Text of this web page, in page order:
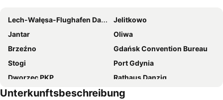
Lech-Wałęsa-Flughafen Danzig
Jelitkowo
Jantar
Oliwa
Brzeźno
Gdańsk Convention Bureau
Stogi
Port Gdynia
Dworzec PKP
Rathaus Danzig
Marina Sopot
Sopot Południe
Unterkunftsbeschreibung